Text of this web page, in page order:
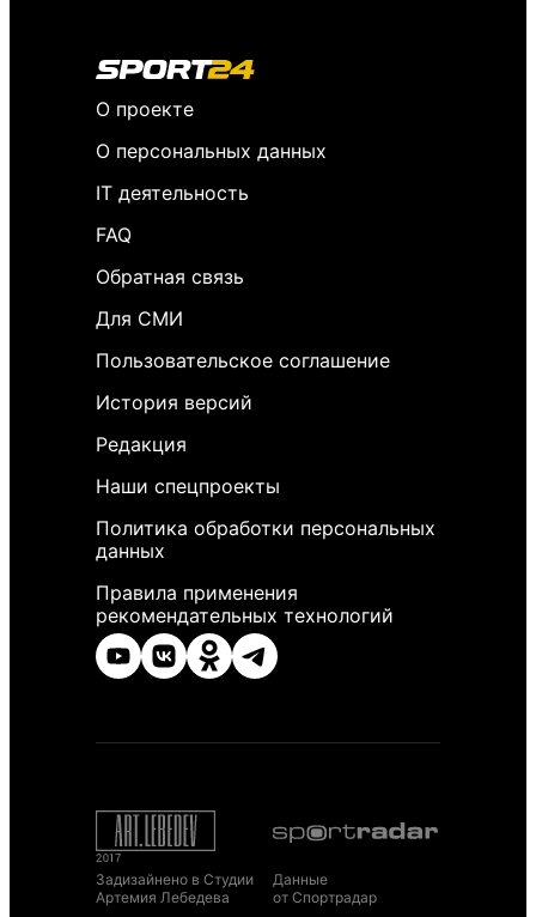
О проекте
О персональных данных
IT деятельность
FAQ
Обратная связь
Для СМИ
Пользовательское соглашение
История версий
Редакция
Наши спецпроекты
Политика обработки персональных
данных
Правила применения
рекомендательных технологий
Задизайнено в Студии
Артемия Лебедева
Данные
от Спортрадар